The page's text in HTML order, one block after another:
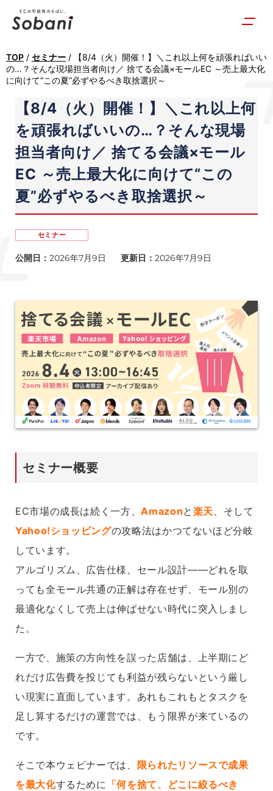
TOP / セミナー /
【8/4（火）開催！】＼これ以上何を頑張ればいい
の…？そんな現場担当者向け／ 捨てる会議×モールEC ～売上最大化
に向けて“この夏”必ずやるべき取捨選択～
【8/4（火）開催！】＼これ以上何
を頑張ればいいの…？そんな現場
担当者向け／ 捨てる会議×モール
EC ～売上最大化に向けて“この
夏”必ずやるべき取捨選択～
セミナー
公開日： 2026年7月9日 更新日： 2026年7月9日
セミナー概要
EC市場の成長は続く一方、Amazonと 楽天 、そして
Yahoo!ショッピングの攻略法はかつてないほど分岐
しています。
アルゴリズム、広告仕様、セール設計――どれを取
っても全モール共通の正解は存在せず、モール別の
最適化なくして売上は伸ばせない時代に突入しまし
た。
一方で、施策の方向性を誤った店舗は、上半期にど
れだけ広告費を投じても利益が残らないという厳し
い現実に直面しています。あれもこれもとタスクを
足し算するだけの運営では、もう限界が来ているの
です。
そこで本ウェビナーでは、 限られたリソースで成果
を最大化するために 「何を捨て、どこに絞るべき